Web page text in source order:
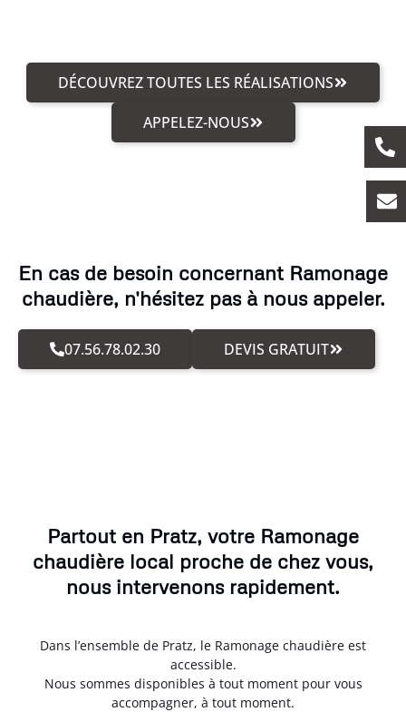
DÉCOUVREZ TOUTES LES RÉALISATIONS
APPELEZ-NOUS
En cas de besoin concernant Ramonage
chaudière, n'hésitez pas à nous appeler.
07.56.78.02.30 DEVIS GRATUIT
Partout en Pratz, votre Ramonage
chaudière local proche de chez vous,
nous intervenons rapidement.
Dans l’ensemble de Pratz, le Ramonage chaudière est
accessible.
Nous sommes disponibles à tout moment pour vous
accompagner, à tout moment.